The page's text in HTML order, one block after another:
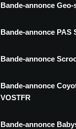
Bande-annonce Geo-
Bande-annonce PAS
Bande-annonce
Bande-annonce
VOSTFR
Bande-annonce